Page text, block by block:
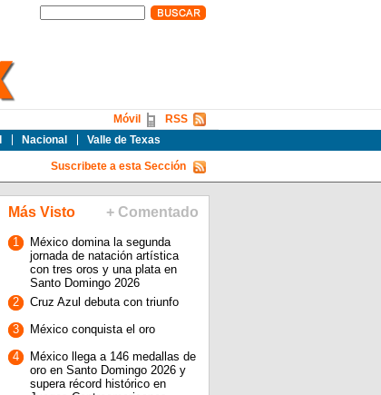
Nacional Valle de Texas
RSS
Móvil
Suscribete a esta Sección
Más Visto + Comentado
1
México domina la segunda
jornada de natación artística
con tres oros y una plata en
Santo Domingo 2026
2
Cruz Azul debuta con triunfo
3
México conquista el oro
4
México llega a 146 medallas de
oro en Santo Domingo 2026 y
supera récord histórico en